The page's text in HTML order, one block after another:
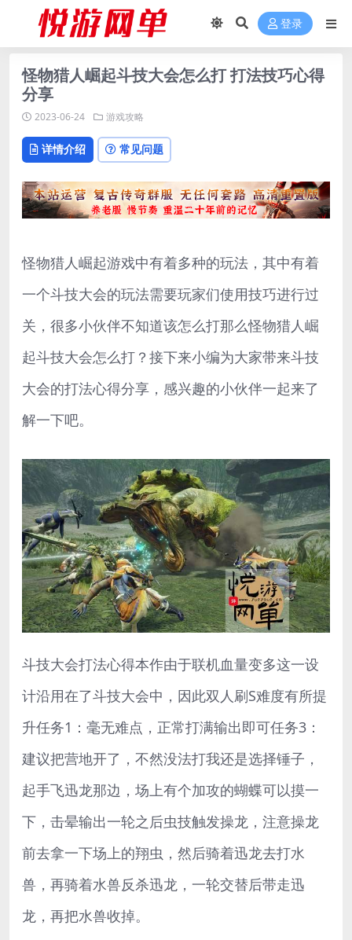
登录
怪物猎人崛起斗技大会怎么打 打法技巧心得
分享
2023-06-24 游戏攻略
详情介绍 常见问题
怪物猎人崛起游戏中有着多种的玩法，其中有着
一个斗技大会的玩法需要玩家们使用技巧进行过
关，很多小伙伴不知道该怎么打那么怪物猎人崛
起斗技大会怎么打？接下来小编为大家带来斗技
大会的打法心得分享，感兴趣的小伙伴一起来了
解一下吧。
斗技大会打法心得本作由于联机血量变多这一设
计沿用在了斗技大会中，因此双人刷S难度有所提
升任务1：毫无难点，正常打满输出即可任务3：
建议把营地开了，不然没法打我还是选择锤子，
起手飞迅龙那边，场上有个加攻的蝴蝶可以摸一
下，击晕输出一轮之后虫技触发操龙，注意操龙
前去拿一下场上的翔虫，然后骑着迅龙去打水
兽，再骑着水兽反杀迅龙，一轮交替后带走迅
龙，再把水兽收掉。